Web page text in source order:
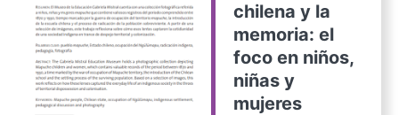
chilena y la
memoria: el
foco en niños,
niñas y
mujeres